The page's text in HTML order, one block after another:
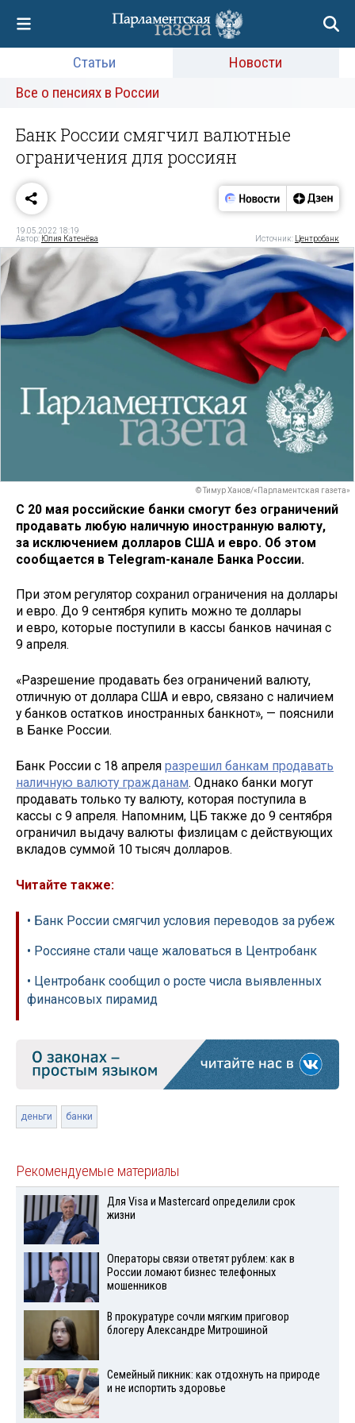
Статьи
Новости
Все о пенсиях в России
Банк России смягчил валютные
ограничения для россиян
19.05.2022 18:19
Автор: Юлия Катенёва Источник: Центробанк
© Тимур Ханов/«Парламентская газета»
С 20 мая российские банки смогут без ограничений
продавать любую наличную иностранную валюту,
за исключением долларов США и евро. Об этом
сообщается в Telegram-канале Банка России.
При этом регулятор сохранил ограничения на доллары
и евро. До 9 сентября купить можно те доллары
и евро, которые поступили в кассы банков начиная с
9 апреля.
«Разрешение продавать без ограничений валюту,
отличную от доллара США и евро, связано с наличием
у банков остатков иностранных банкнот», — пояснили
в Банке России.
Банк России с 18 апреля разрешил банкам продавать
наличную валюту гражданам. Однако банки могут
продавать только ту валюту, которая поступила в
кассы с 9 апреля. Напомним, ЦБ также до 9 сентября
ограничил выдачу валюты физлицам с действующих
вкладов суммой 10 тысяч долларов.
Читайте также:
• Банк России смягчил условия переводов за рубеж
• Россияне стали чаще жаловаться в Центробанк
• Центробанк сообщил о росте числа выявленных
финансовых пирамид
деньги банки
Рекомендуемые материалы
Для Visа и Mastercard определили срок
жизни
Операторы связи ответят рублем: как в
России ломают бизнес телефонных
мошенников
В прокуратуре сочли мягким приговор
блогеру Александре Митрошиной
Семейный пикник: как отдохнуть на природе
и не испортить здоровье